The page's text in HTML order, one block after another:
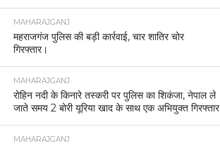
MAHARAJGANJ
महराजगंज पुलिस की बड़ी कार्रवाई, चार शातिर चोर
गिरफ्तार।
MAHARAJGANJ
रोहिन नदी के किनारे तस्करी पर पुलिस का शिकंजा, नेपाल ले
जाते समय 2 बोरी यूरिया खाद के साथ एक अभियुक्त गिरफ्तार
MAHARAJGANJ